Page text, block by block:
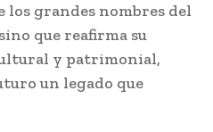
grandes nombres del
que reafirma su
y patrimonial,
un legado que